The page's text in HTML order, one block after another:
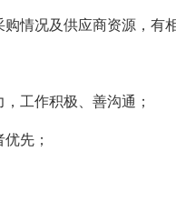
情况及供应商资源，有
工作积极、善沟通；
先；